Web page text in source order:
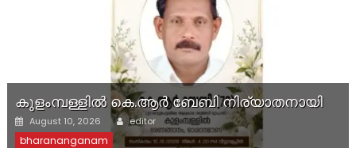
കുളംമ്പള്ളിൽ കെ.ആർ ബേബി നിര്യാതനായി
Posted
on
August 10, 2026 Author
editor
bharananganam